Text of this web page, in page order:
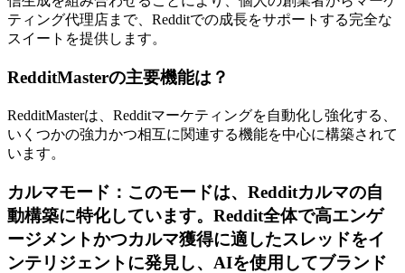
ティング代理店まで、Redditでの成長をサポートする完全な
スイートを提供します。
RedditMasterの主要機能は？
RedditMasterは、Redditマーケティングを自動化し強化する、
いくつかの強力かつ相互に関連する機能を中心に構築されて
います。
カルマモード：このモードは、Redditカルマの自
動構築に特化しています。Reddit全体で高エンゲ
ージメントかつカルマ獲得に適したスレッドをイ
ンテリジェントに発見し、AIを使用してブランド